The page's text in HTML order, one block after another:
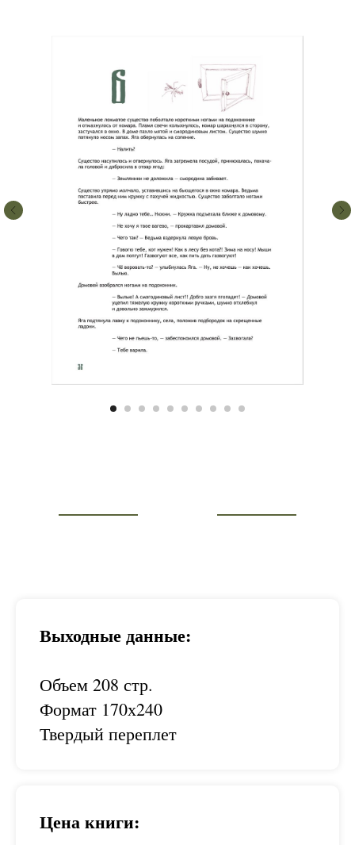
Выходные данные:
Объем 208 стр.
Формат 170х240
Твердый переплет
Цена книги: